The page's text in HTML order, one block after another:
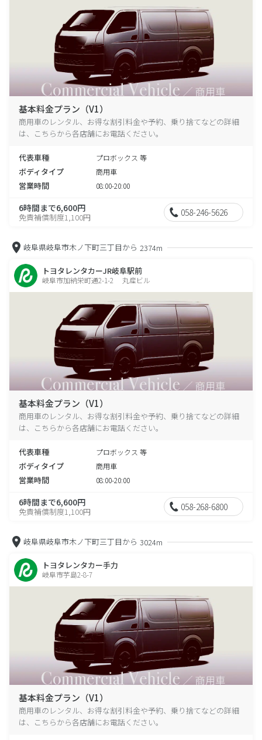
基本料金プラン（V1）
商用車のレンタル、お得な割引料金や予約、乗り捨てなどの詳細
は、こちらから各店舗にお電話ください。
代表車種 プロボックス 等
ボディタイプ 商用車
営業時間 08:00-20:00
6時間まで6,600円
免責補償制度1,100円 058-246-5626
岐阜県岐阜市木ノ下町三丁目から 2374m
トヨタレンタカーJR岐阜駅前
岐阜市加納栄町通2-1-2 丸産ビル
基本料金プラン（V1）
商用車のレンタル、お得な割引料金や予約、乗り捨てなどの詳細
は、こちらから各店舗にお電話ください。
代表車種 プロボックス 等
ボディタイプ 商用車
営業時間 08:00-20:00
6時間まで6,600円
免責補償制度1,100円 058-268-6800
岐阜県岐阜市木ノ下町三丁目から 3024m
トヨタレンタカー手力
岐阜市芋島2-8-7
基本料金プラン（V1）
商用車のレンタル、お得な割引料金や予約、乗り捨てなどの詳細
は、こちらから各店舗にお電話ください。